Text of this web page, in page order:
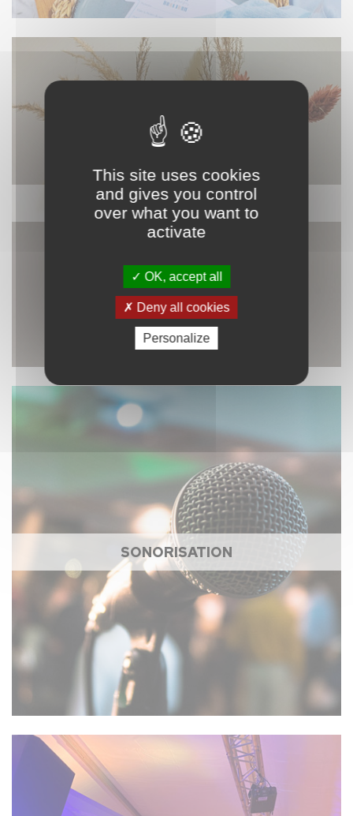
DÉCORATION
SONORISATION
This site uses cookies
and gives you control
over what you want to
activate
OK, accept all
Deny all cookies
Personalize